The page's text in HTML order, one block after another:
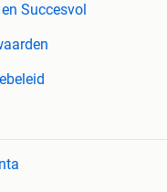
Succesvol